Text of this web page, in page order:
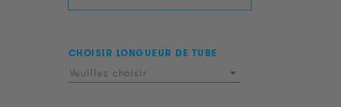
CHOISIR LONGUEUR DE TUBE
Veuillez choisir